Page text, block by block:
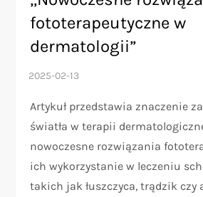
fototerapeutyczne w
dermatologii”
Artykuł przedstawia znaczenie
światła w terapii
nowoczesne rozwiązania
ich wykorzystanie w leczeniu
takich jak łuszczyca, trądzik czy